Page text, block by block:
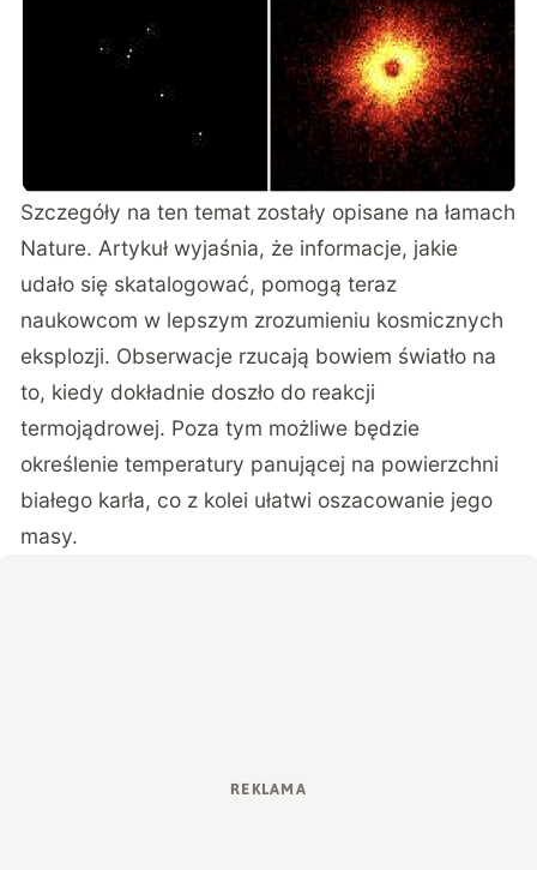
Szczegóły na ten temat zostały opisane na łamach
Nature. Artykuł wyjaśnia, że informacje, jakie
udało się skatalogować, pomogą teraz
naukowcom w lepszym zrozumieniu kosmicznych
eksplozji. Obserwacje rzucają bowiem światło na
to, kiedy dokładnie doszło do reakcji
termojądrowej. Poza tym możliwe będzie
określenie temperatury panującej na powierzchni
białego karła, co z kolei ułatwi oszacowanie jego
masy.